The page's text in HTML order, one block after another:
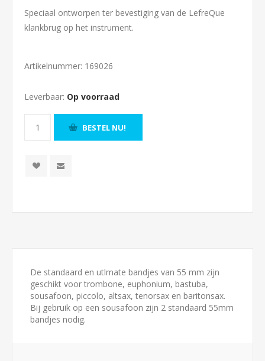
Speciaal ontworpen ter bevestiging van de LefreQue
klankbrug op het instrument.
Artikelnummer: 169026
Leverbaar: Op voorraad
BESTEL NU!
De standaard en utlmate bandjes van 55 mm zijn
geschikt voor trombone, euphonium, bastuba,
sousafoon, piccolo, altsax, tenorsax en baritonsax.
Bij gebruik op een sousafoon zijn 2 standaard 55mm
bandjes nodig.